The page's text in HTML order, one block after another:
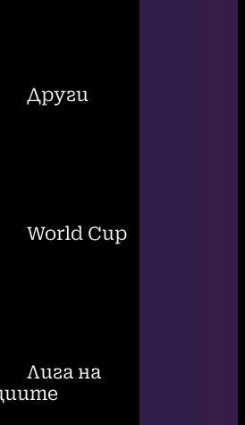
Други
World Cup
Лига на